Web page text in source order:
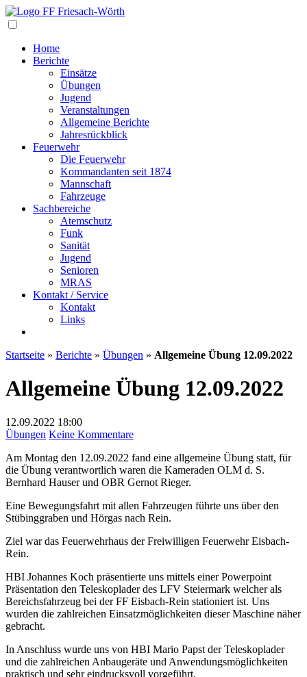
Home
Berichte
Einsätze
Übungen
Jugend
Veranstaltungen
Allgemeine Berichte
Jahresrückblick
Feuerwehr
Die Feuerwehr
Kommandanten seit 1874
Mannschaft
Fahrzeuge
Sachbereiche
Atemschutz
Funk
Sanität
Jugend
Senioren
MRAS
Kontakt / Service
Kontakt
Links
Startseite » Berichte » Übungen » Allgemeine Übung 12.09.2022
Allgemeine Übung 12.09.2022
12.09.2022 18:00
Übungen Keine Kommentarezu
Übung
12.09.2022
Am Montag den 12.09.2022 fand eine allgemeine Übung statt, für
die Übung verantwortlich waren die Kameraden OLM d. S.
Bernhard Hauser und OBR Gernot Rieger.
Eine Bewegungsfahrt mit allen Fahrzeugen führte uns über den
Stübinggraben und Hörgas nach Rein.
Ziel war das Feuerwehrhaus der Freiwilligen Feuerwehr Eisbach-
Rein.
HBI Johannes Koch präsentierte uns mittels einer Powerpoint
Präsentation den Teleskoplader des LFV Steiermark welcher als
Bereichsfahrzeug bei der FF Eisbach-Rein stationiert ist. Uns
wurden die zahlreichen Einsatzmöglichkeiten dieser Maschine näher
gebracht.
In Anschluss wurde uns von HBI Mario Papst der Teleskoplader
und die zahlreichen Anbaugeräte und Anwendungsmöglichkeiten
praktisch und sehr eindrucksvoll vorgeführt.